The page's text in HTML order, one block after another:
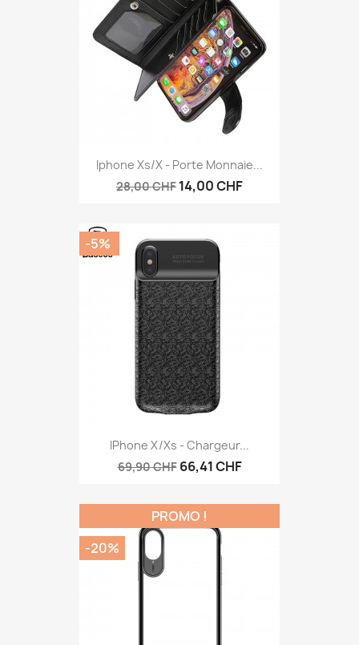
Iphone Xs/X - Porte Monnaie...
28,00 CHF 14,00 CHF
IPhone X/Xs - Chargeur...
69,90 CHF 66,41 CHF
-5%
PROMO !
-20%